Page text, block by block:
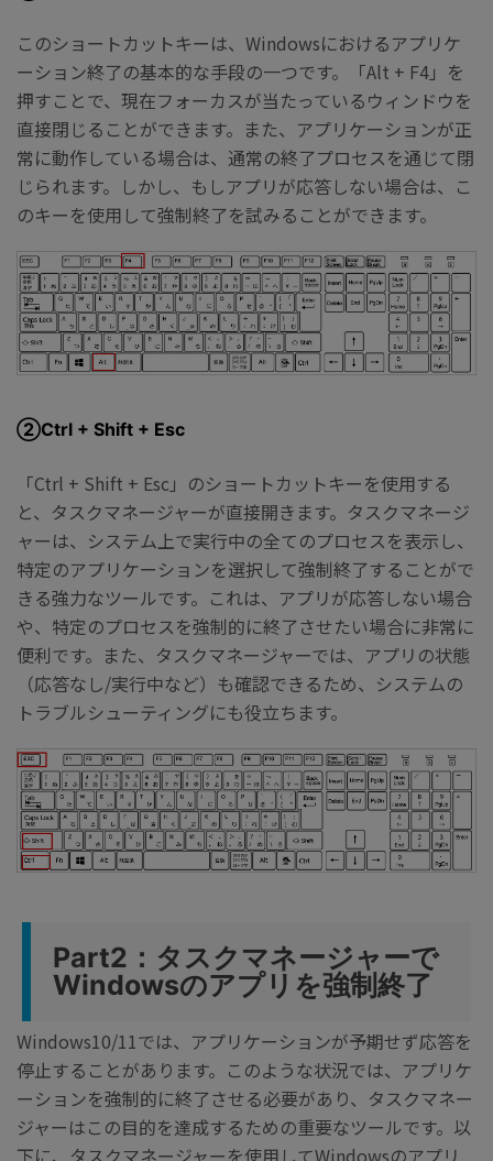
このショートカットキーは、Windowsにおけるアプリケ
ーション終了の基本的な手段の一つです。「Alt + F4」を
押すことで、現在フォーカスが当たっているウィンドウを
直接閉じることができます。また、アプリケーションが正
常に動作している場合は、通常の終了プロセスを通じて閉
じられます。しかし、もしアプリが応答しない場合は、こ
のキーを使用して強制終了を試みることができます。
②Ctrl + Shift + Esc
「Ctrl + Shift + Esc」のショートカットキーを使用する
と、タスクマネージャーが直接開きます。タスクマネージ
ャーは、システム上で実行中の全てのプロセスを表示し、
特定のアプリケーションを選択して強制終了することがで
きる強力なツールです。これは、アプリが応答しない場合
や、特定のプロセスを強制的に終了させたい場合に非常に
便利です。また、タスクマネージャーでは、アプリの状態
（応答なし/実行中など）も確認できるため、システムの
トラブルシューティングにも役立ちます。
Part2：タスクマネージャーで
Windowsのアプリを強制終了
Windows10/11では、アプリケーションが予期せず応答を
停止することがあります。このような状況では、アプリケ
ーションを強制的に終了させる必要があり、タスクマネー
ジャーはこの目的を達成するための重要なツールです。以
下に、タスクマネージャーを使用してWindowsのアプリ